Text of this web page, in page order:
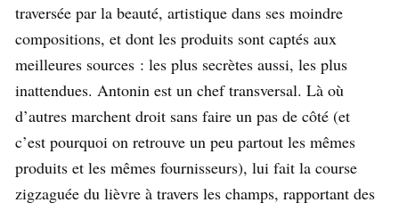
traversée par la beauté, artistique dans ses moindre
compositions, et dont les produits sont captés aux
meilleures sources : les plus secrètes aussi, les plus
inattendues. Antonin est un chef transversal. Là où
d’autres marchent droit sans faire un pas de côté (et
c’est pourquoi on retrouve un peu partout les mêmes
produits et les mêmes fournisseurs), lui fait la course
zigzaguée du lièvre à travers les champs, rapportant des